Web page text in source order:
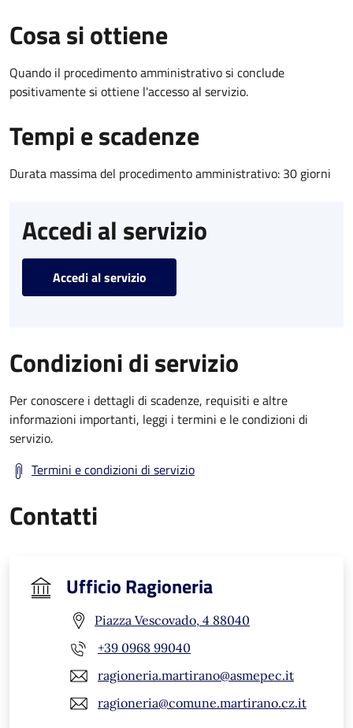
Cosa si ottiene
Quando il procedimento amministrativo si conclude
positivamente si ottiene l'accesso al servizio.
Tempi e scadenze
Durata massima del procedimento amministrativo: 30 giorni
Accedi al servizio
Accedi al servizio
Condizioni di servizio
Per conoscere i dettagli di scadenze, requisiti e altre
informazioni importanti, leggi i termini e le condizioni di
servizio.
Termini e condizioni di servizio
Contatti
Ufficio Ragioneria
Piazza Vescovado, 4 88040
+39 0968 99040
ragioneria.martirano@asmepec.it
ragioneria@comune.martirano.cz.it